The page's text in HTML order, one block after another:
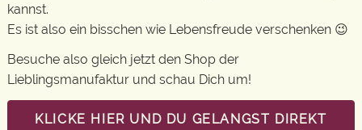
kannst.
Es ist also ein bisschen wie Lebensfreude verschenken 😉
Besuche also gleich jetzt den Shop der
Lieblingsmanufaktur und schau Dich um!
KLICKE HIER UND DU GELANGST DIREKT